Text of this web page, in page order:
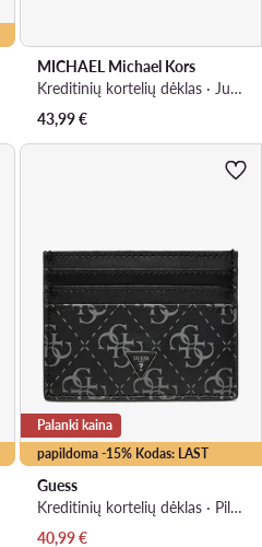
MICHAEL Michael Kors
Kreditinių kortelių dėklas · Juoda
43,99€
papildoma -15% Kodas: LAST
Palanki kaina
Guess
Kreditinių kortelių dėklas · Pilka
Dabartinė kaina
40,99€